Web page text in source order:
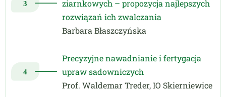
ziarnkowych – propozycja najlepszych
rozwiązań ich zwalczania
Barbara Błaszczyńska
Precyzyjne nawadnianie i fertygacja
upraw sadowniczych
Prof. Waldemar Treder, IO Skierniewice